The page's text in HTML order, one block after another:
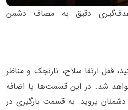
دقیق به مصاف دشمن
قفل ارتقا سلاح، نارنجک و مناظر
شد. در این قسمت‌ها با اضافه
دشمنان بروید. به قسمت بارگیری در